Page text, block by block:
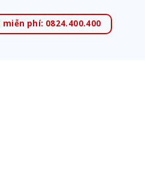
phí: 0824.400.400